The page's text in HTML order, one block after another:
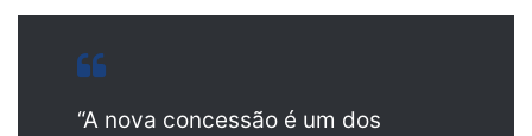
“A nova concessão é um dos